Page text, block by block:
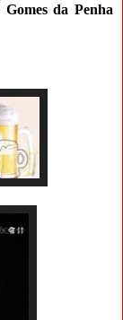
da Penha